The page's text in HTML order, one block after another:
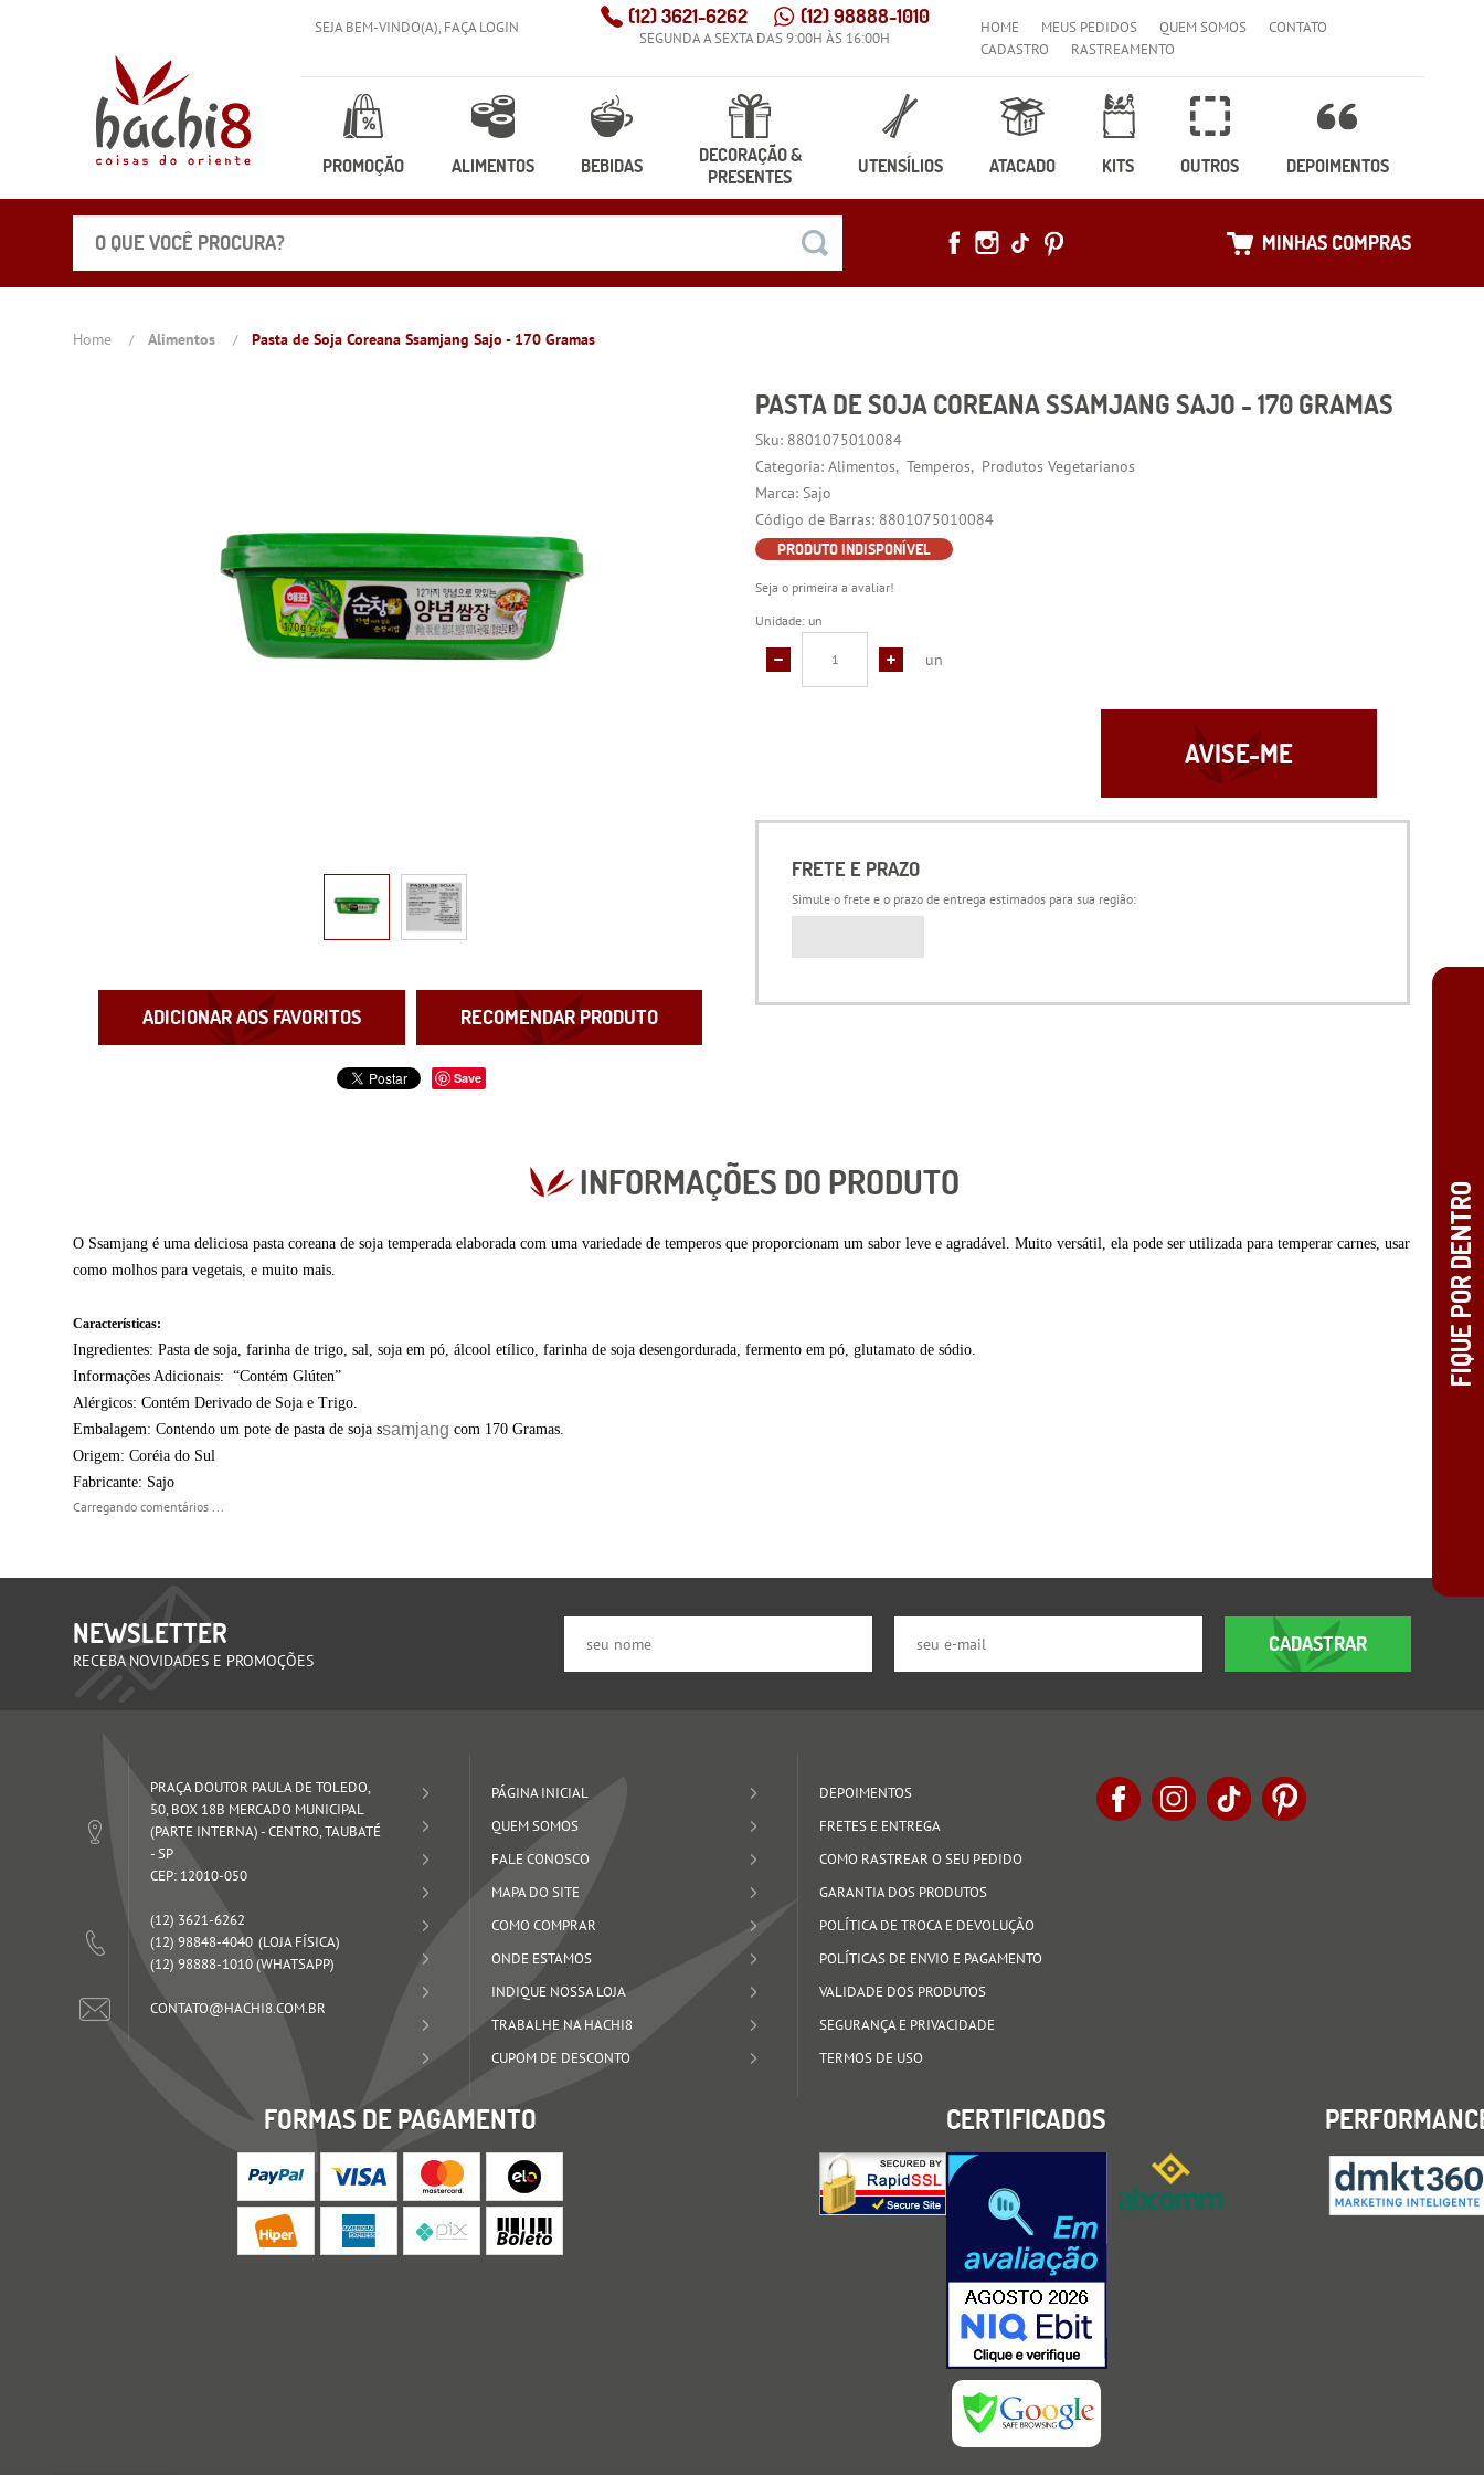
SEJA BEM-VINDO(A), FAÇA LOGIN (12)3621-6262 (12)98888-1010
SEGUNDA A SEXTA DAS 9:00H ÀS 16:00H
HOME MEUS PEDIDOS QUEM SOMOS
CONTATO
CADASTRO
RASTREAMENTO
PROMOÇÃO ALIMENTOS BEBIDAS
DECORAÇÃO &
PRESENTES
UTENSÍLIOS ATACADO KITS OUTROS DEPOIMENTOS
MINHAS COMPRAS
Home Alimentos Pasta de Soja Coreana Ssamjang Sajo - 170 Gramas
ADICIONAR AOS FAVORITOS RECOMENDAR PRODUTO
Save
PASTA DE SOJA COREANA SSAMJANG SAJO - 170 GRAMAS
Sku: 8801075010084
Categoria: Alimentos Temperos
Produtos Vegetarianos
Marca: Sajo
Código de Barras: 8801075010084
PRODUTO INDISPONÍVEL
Seja o primeira a avaliar!
Unidade: un
un
AVISE-ME
FRETE E PRAZO
Simule o frete e o prazo de entrega estimados para sua região:
INFORMAÇÕES DO PRODUTO
O Ssamjang é uma deliciosa pasta coreana de soja temperada elaborada com uma variedade de temperos que proporcionam um sabor leve e agradável. Muito versátil, ela pode ser utilizada para temperar carnes, usar
como molhos para vegetais, e muito mais.
Características:
Ingredientes: Pasta de soja, farinha de trigo, sal, soja em pó, álcool etílico, farinha de soja desengordurada, fermento em pó, glutamato de sódio.
Informações Adicionais: “Contém Glúten”
Alérgicos: Contém Derivado de Soja e Trigo.
Embalagem: Contendo um pote de pasta de soja ssamjangcom 170 Gramas.
Origem: Coréia do Sul
Fabricante: Sajo
Carregando comentários ...
NEWSLETTER
RECEBA NOVIDADES E PROMOÇÕES
CADASTRAR
PRAÇA DOUTOR PAULA DE TOLEDO,
50, BOX 18B MERCADO MUNICIPAL
(PARTE INTERNA)-CENTRO, TAUBATÉ
-SP
CEP: 12010-050
(12) 3621-6262
(12) 98848-4040
(12) 98888-1010(WHATSAPP)
CONTATO@HACHI8.COM.BR
PÁGINA INICIAL
QUEM SOMOS
FALE CONOSCO
MAPA DO SITE
COMO COMPRAR
ONDE ESTAMOS
INDIQUE NOSSA LOJA
TRABALHE NA HACHI8
CUPOM DE DESCONTO
DEPOIMENTOS
FRETES E ENTREGA
COMO RASTREAR O SEU PEDIDO
GARANTIA DOS PRODUTOS
POLÍTICA DE TROCA E DEVOLUÇÃO
POLÍTICAS DE ENVIO E PAGAMENTO
VALIDADE DOS PRODUTOS
SEGURANÇA E PRIVACIDADE
TERMOS DE USO
FORMAS DE PAGAMENTO CERTIFICADOS